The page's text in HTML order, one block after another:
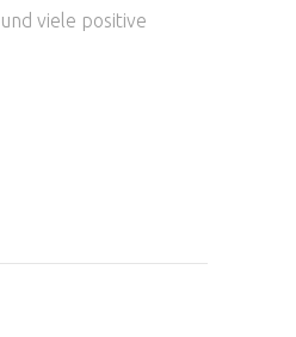
viele positive